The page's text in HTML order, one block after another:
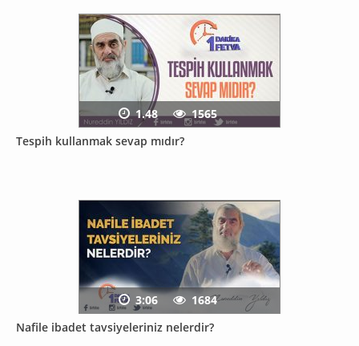
Tespih kullanmak sevap mıdır?
1.48 1565
Nafile ibadet tavsiyeleriniz nelerdir?
3:06 1684